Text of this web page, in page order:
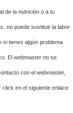
de la nutrición o a tu
no puede sustituir la labor
si tienes algún problema
El webmaster no se
con el webmaster,
en el siguiente enlace